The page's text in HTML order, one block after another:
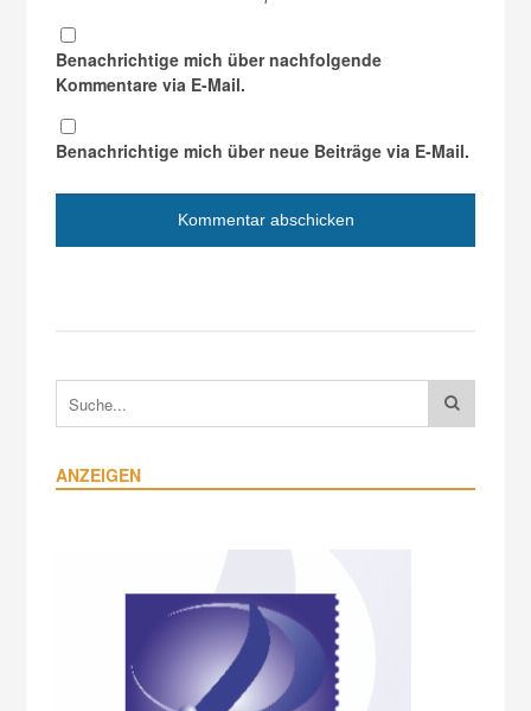
Benachrichtige mich über nachfolgende
Kommentare via E-Mail.
Benachrichtige mich über neue Beiträge via E-Mail.
ANZEIGEN